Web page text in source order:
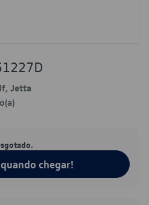
Jetta
chegar!